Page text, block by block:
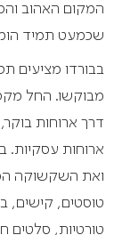
המקום האהוב
שכמעט תמיד
בבורדו מציעים
מבוקשו. החל
דרך ארוחות
ארוחות עסקיות.
ואת השקשוקה
טוסטים, קישים,
טורטיות, סלטים